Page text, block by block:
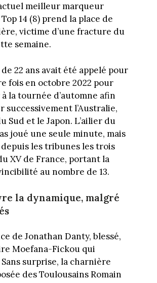
meilleur marqueur
Top 14 (8) prend la place de
victime d’une fracture du
semaine.
22 ans avait été appelé pour
fois en octobre 2022 pour
la tournée d’automne afin
successivement l’Australie,
Sud et le Japon. L’ailier du
joué une seule minute, mais
les tribunes les trois
XV de France, portant la
au nombre de 13.
la dynamique, malgré
de Jonathan Danty, blessé,
Moefana-Fickou qui
surprise, la charnière
des Toulousains Romain